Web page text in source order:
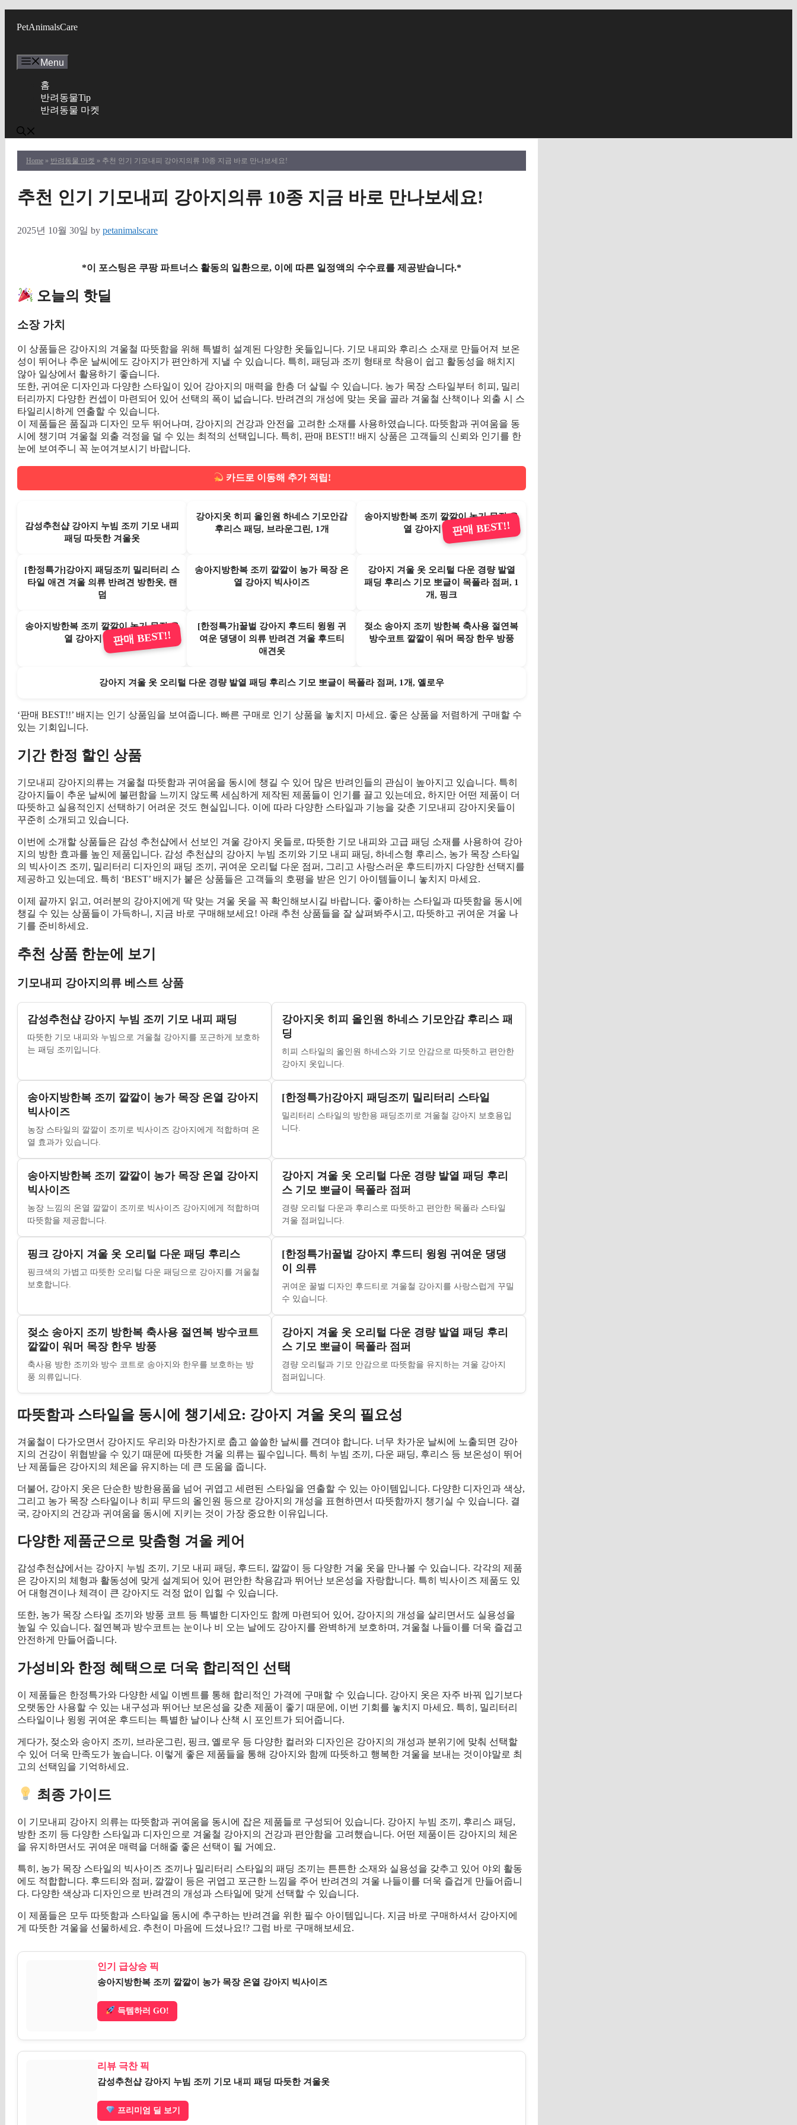
PetAnimalsCare
Menu
홈
반려동물Tip
반려동물 마켓
Home » 반려동물 마켓 » 추천 인기 기모내피 강아지의류 10종 지금 바로 만나보세요!
추천 인기 기모내피 강아지의류 10종 지금 바로 만나보세요!
2025년 10월 30일 by petanimalscare
*이 포스팅은 쿠팡 파트너스 활동의 일환으로, 이에 따른 일정액의 수수료를 제공받습니다.*
오늘의 핫딜
소장 가치
이 상품들은 강아지의 겨울철 따뜻함을 위해 특별히 설계된 다양한 옷들입니다. 기모 내피와 후리스 소재로 만들어져 보온
성이 뛰어나 추운 날씨에도 강아지가 편안하게 지낼 수 있습니다. 특히, 패딩과 조끼 형태로 착용이 쉽고 활동성을 해치지
않아 일상에서 활용하기 좋습니다.
또한, 귀여운 디자인과 다양한 스타일이 있어 강아지의 매력을 한층 더 살릴 수 있습니다. 농가 목장 스타일부터 히피, 밀리
터리까지 다양한 컨셉이 마련되어 있어 선택의 폭이 넓습니다. 반려견의 개성에 맞는 옷을 골라 겨울철 산책이나 외출 시 스
타일리시하게 연출할 수 있습니다.
이 제품들은 품질과 디자인 모두 뛰어나며, 강아지의 건강과 안전을 고려한 소재를 사용하였습니다. 따뜻함과 귀여움을 동
시에 챙기며 겨울철 외출 걱정을 덜 수 있는 최적의 선택입니다. 특히, 판매 BEST!! 배지 상품은 고객들의 신뢰와 인기를 한
눈에 보여주니 꼭 눈여겨보시기 바랍니다.
카드로 이동해 추가 적립!
감성추천샵 강아지 누빔 조끼 기모 내피
패딩 따듯한 겨울옷
강아지옷 히피 올인원 하네스 기모안감
후리스 패딩, 브라운그린, 1개
송아지방한복 조끼 깔깔이 농가 목장 온
열 강아지 빅사이즈판매 BEST!!
[한정특가]강아지 패딩조끼 밀리터리 스
타일 애견 겨울 의류 반려견 방한옷, 랜
덤
송아지방한복 조끼 깔깔이 농가 목장 온
열 강아지 빅사이즈
강아지 겨울 옷 오리털 다운 경량 발열
패딩 후리스 기모 뽀글이 목폴라 점퍼, 1
개, 핑크
송아지방한복 조끼 깔깔이 농가 목장 온
열 강아지 빅사이즈판매 BEST!!
[한정특가]꿀벌 강아지 후드티 윙윙 귀
여운 댕댕이 의류 반려견 겨울 후드티
애견옷
젖소 송아지 조끼 방한복 축사용 절연복
방수코트 깔깔이 워머 목장 한우 방풍
강아지 겨울 옷 오리털 다운 경량 발열 패딩 후리스 기모 뽀글이 목폴라 점퍼, 1개, 옐로우
‘판매 BEST!!’ 배지는 인기 상품임을 보여줍니다. 빠른 구매로 인기 상품을 놓치지 마세요. 좋은 상품을 저렴하게 구매할 수
있는 기회입니다.
기간 한정 할인 상품
기모내피 강아지의류는 겨울철 따뜻함과 귀여움을 동시에 챙길 수 있어 많은 반려인들의 관심이 높아지고 있습니다. 특히
강아지들이 추운 날씨에 불편함을 느끼지 않도록 세심하게 제작된 제품들이 인기를 끌고 있는데요, 하지만 어떤 제품이 더
따뜻하고 실용적인지 선택하기 어려운 것도 현실입니다. 이에 따라 다양한 스타일과 기능을 갖춘 기모내피 강아지옷들이
꾸준히 소개되고 있습니다.
이번에 소개할 상품들은 감성 추천샵에서 선보인 겨울 강아지 옷들로, 따뜻한 기모 내피와 고급 패딩 소재를 사용하여 강아
지의 방한 효과를 높인 제품입니다. 감성 추천샵의 강아지 누빔 조끼와 기모 내피 패딩, 하네스형 후리스, 농가 목장 스타일
의 빅사이즈 조끼, 밀리터리 디자인의 패딩 조끼, 귀여운 오리털 다운 점퍼, 그리고 사랑스러운 후드티까지 다양한 선택지를
제공하고 있는데요. 특히 ‘BEST’ 배지가 붙은 상품들은 고객들의 호평을 받은 인기 아이템들이니 놓치지 마세요.
이제 끝까지 읽고, 여러분의 강아지에게 딱 맞는 겨울 옷을 꼭 확인해보시길 바랍니다. 좋아하는 스타일과 따뜻함을 동시에
챙길 수 있는 상품들이 가득하니, 지금 바로 구매해보세요! 아래 추천 상품들을 잘 살펴봐주시고, 따뜻하고 귀여운 겨울 나
기를 준비하세요.
추천 상품 한눈에 보기
기모내피 강아지의류 베스트 상품
감성추천샵 강아지 누빔 조끼 기모 내피 패딩
따뜻한 기모 내피와 누빔으로 겨울철 강아지를 포근하게 보호하
는 패딩 조끼입니다.
강아지옷 히피 올인원 하네스 기모안감 후리스 패
딩
히피 스타일의 올인원 하네스와 기모 안감으로 따뜻하고 편안한
강아지 옷입니다.
송아지방한복 조끼 깔깔이 농가 목장 온열 강아지
빅사이즈
농장 스타일의 깔깔이 조끼로 빅사이즈 강아지에게 적합하며 온
열 효과가 있습니다.
[한정특가]강아지 패딩조끼 밀리터리 스타일
밀리터리 스타일의 방한용 패딩조끼로 겨울철 강아지 보호용입
니다.
송아지방한복 조끼 깔깔이 농가 목장 온열 강아지
빅사이즈
농장 느낌의 온열 깔깔이 조끼로 빅사이즈 강아지에게 적합하며
따뜻함을 제공합니다.
강아지 겨울 옷 오리털 다운 경량 발열 패딩 후리
스 기모 뽀글이 목폴라 점퍼
경량 오리털 다운과 후리스로 따뜻하고 편안한 목폴라 스타일
겨울 점퍼입니다.
핑크 강아지 겨울 옷 오리털 다운 패딩 후리스
핑크색의 가볍고 따뜻한 오리털 다운 패딩으로 강아지를 겨울철
보호합니다.
[한정특가]꿀벌 강아지 후드티 윙윙 귀여운 댕댕
이 의류
귀여운 꿀벌 디자인 후드티로 겨울철 강아지를 사랑스럽게 꾸밀
수 있습니다.
젖소 송아지 조끼 방한복 축사용 절연복 방수코트
깔깔이 워머 목장 한우 방풍
축사용 방한 조끼와 방수 코트로 송아지와 한우를 보호하는 방
풍 의류입니다.
강아지 겨울 옷 오리털 다운 경량 발열 패딩 후리
스 기모 뽀글이 목폴라 점퍼
경량 오리털과 기모 안감으로 따뜻함을 유지하는 겨울 강아지
점퍼입니다.
따뜻함과 스타일을 동시에 챙기세요: 강아지 겨울 옷의 필요성
겨울철이 다가오면서 강아지도 우리와 마찬가지로 춥고 쓸쓸한 날씨를 견뎌야 합니다. 너무 차가운 날씨에 노출되면 강아
지의 건강이 위협받을 수 있기 때문에 따뜻한 겨울 의류는 필수입니다. 특히 누빔 조끼, 다운 패딩, 후리스 등 보온성이 뛰어
난 제품들은 강아지의 체온을 유지하는 데 큰 도움을 줍니다.
더불어, 강아지 옷은 단순한 방한용품을 넘어 귀엽고 세련된 스타일을 연출할 수 있는 아이템입니다. 다양한 디자인과 색상,
그리고 농가 목장 스타일이나 히피 무드의 올인원 등으로 강아지의 개성을 표현하면서 따뜻함까지 챙기실 수 있습니다. 결
국, 강아지의 건강과 귀여움을 동시에 지키는 것이 가장 중요한 이유입니다.
다양한 제품군으로 맞춤형 겨울 케어
감성추천샵에서는 강아지 누빔 조끼, 기모 내피 패딩, 후드티, 깔깔이 등 다양한 겨울 옷을 만나볼 수 있습니다. 각각의 제품
은 강아지의 체형과 활동성에 맞게 설계되어 있어 편안한 착용감과 뛰어난 보온성을 자랑합니다. 특히 빅사이즈 제품도 있
어 대형견이나 체격이 큰 강아지도 걱정 없이 입힐 수 있습니다.
또한, 농가 목장 스타일 조끼와 방풍 코트 등 특별한 디자인도 함께 마련되어 있어, 강아지의 개성을 살리면서도 실용성을
높일 수 있습니다. 절연복과 방수코트는 눈이나 비 오는 날에도 강아지를 완벽하게 보호하며, 겨울철 나들이를 더욱 즐겁고
안전하게 만들어줍니다.
가성비와 한정 혜택으로 더욱 합리적인 선택
이 제품들은 한정특가와 다양한 세일 이벤트를 통해 합리적인 가격에 구매할 수 있습니다. 강아지 옷은 자주 바꿔 입기보다
오랫동안 사용할 수 있는 내구성과 뛰어난 보온성을 갖춘 제품이 좋기 때문에, 이번 기회를 놓치지 마세요. 특히, 밀리터리
스타일이나 윙윙 귀여운 후드티는 특별한 날이나 산책 시 포인트가 되어줍니다.
게다가, 젖소와 송아지 조끼, 브라운그린, 핑크, 옐로우 등 다양한 컬러와 디자인은 강아지의 개성과 분위기에 맞춰 선택할
수 있어 더욱 만족도가 높습니다. 이렇게 좋은 제품들을 통해 강아지와 함께 따뜻하고 행복한 겨울을 보내는 것이야말로 최
고의 선택임을 기억하세요.
최종 가이드
이 기모내피 강아지 의류는 따뜻함과 귀여움을 동시에 잡은 제품들로 구성되어 있습니다. 강아지 누빔 조끼, 후리스 패딩,
방한 조끼 등 다양한 스타일과 디자인으로 겨울철 강아지의 건강과 편안함을 고려했습니다. 어떤 제품이든 강아지의 체온
을 유지하면서도 귀여운 매력을 더해줄 좋은 선택이 될 거예요.
특히, 농가 목장 스타일의 빅사이즈 조끼나 밀리터리 스타일의 패딩 조끼는 튼튼한 소재와 실용성을 갖추고 있어 야외 활동
에도 적합합니다. 후드티와 점퍼, 깔깔이 등은 귀엽고 포근한 느낌을 주어 반려견의 겨울 나들이를 더욱 즐겁게 만들어줍니
다. 다양한 색상과 디자인으로 반려견의 개성과 스타일에 맞게 선택할 수 있습니다.
이 제품들은 모두 따뜻함과 스타일을 동시에 추구하는 반려견을 위한 필수 아이템입니다. 지금 바로 구매하셔서 강아지에
게 따뜻한 겨울을 선물하세요. 추천이 마음에 드셨나요!? 그럼 바로 구매해보세요.
인기 급상승 픽
송아지방한복 조끼 깔깔이 농가 목장 온열 강아지 빅사이즈
득템하러 GO!
리뷰 극찬 픽
감성추천샵 강아지 누빔 조끼 기모 내피 패딩 따듯한 겨울옷
프리미엄 딜 보기